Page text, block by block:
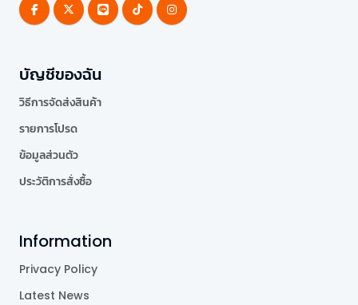
บัญชีของฉัน
วิธีการจัดส่งสินค้า
รายการโปรด
ข้อมูลส่วนตัว
ประวัติการสั่งซื้อ
Information
Privacy Policy
Latest News